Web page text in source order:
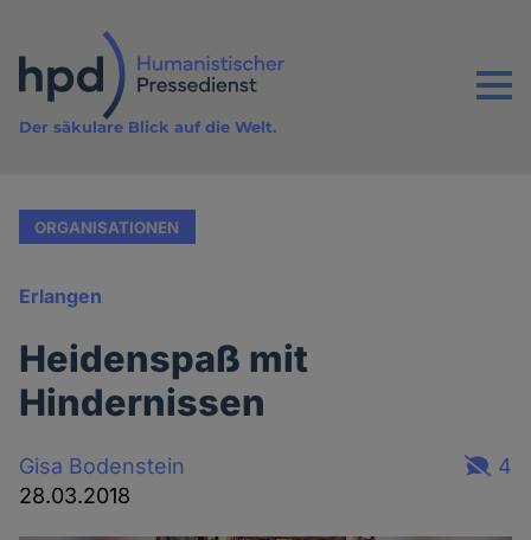
Inhalt
Menu
Der säkulare Blick auf die Welt.
ORGANISATIONEN
Erlangen
Heidenspaß mit
Hindernissen
Gisa Bodenstein
28.03.2018
4